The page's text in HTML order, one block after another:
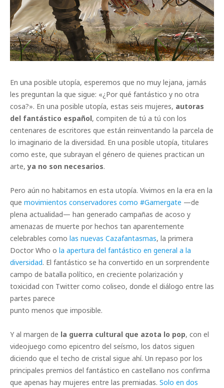
En una posible utopía, esperemos que no muy lejana, jamás
les preguntan la que sigue: «¿Por qué fantástico y no otra
cosa?». En una posible utopía, estas seis mujeres, autoras
del fantástico español, compiten de tú a tú con los
centenares de escritores que están reinventando la parcela de
lo imaginario de la diversidad. En una posible utopía, titulares
como este, que subrayan el género de quienes practican un
arte,ya no son necesarios.
Pero aún no habitamos en esta utopía. Vivimos en la era en la
que movimientos conservadores como #Gamergate —de
plena actualidad— han generado campañas de acoso y
amenazas de muerte por hechos tan aparentemente
celebrables como las nuevas Cazafantasmas, la primera
Doctor Who o la apertura del fantástico en general a la
diversidad. El fantástico se ha convertido en un sorprendente
campo de batalla político, en creciente polarización y
toxicidad con Twitter como coliseo, donde el diálogo entre las
partes parece
punto menos que imposible.
Y al margen de la guerra cultural que azota lo pop, con el
videojuego como epicentro del seísmo, los datos siguen
diciendo que el techo de cristal sigue ahí. Un repaso por los
principales premios del fantástico en castellano nos confirma
que apenas hay mujeres entre las premiadas. Solo en dos